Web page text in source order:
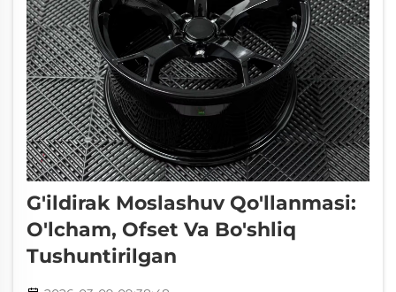
G'ildirak Moslashuv Qo'llanmasi:
O'lcham, Ofset Va Bo'shliq
Tushuntirilgan